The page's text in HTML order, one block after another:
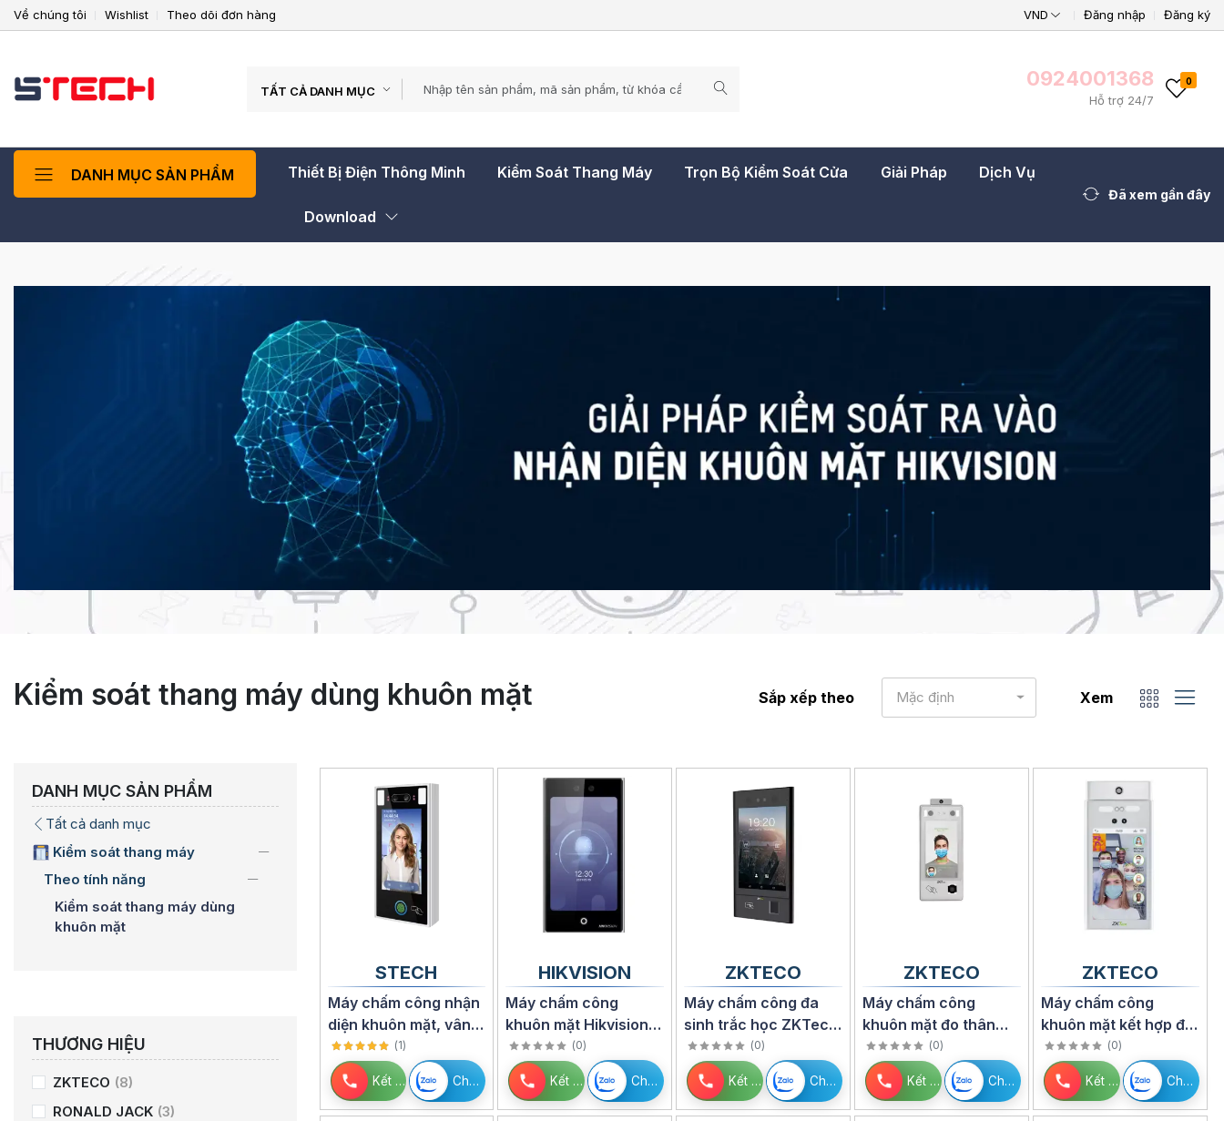
Về chúng tôi Wishlist Theo dõi đơn hàng VND Đăng nhập Đăng ký
TẤT CẢ DANH MỤC
0924001368
Hỗ trợ 24/7
0
DANH MỤC SẢN PHẨM Thiết Bị Điện Thông Minh Kiểm Soát Thang Máy Trọn Bộ Kiểm Soát Cửa Giải Pháp Dịch Vụ
Download
Đã xem gần đây
Kiểm soát thang máy dùng khuôn mặt Sắp xếp theo Mặc định Xem
DANH MỤC SẢN PHẨM
Tất cả danh mục
Kiểm soát thang máy
Theo tính năng
Kiểm soát thang máy dùng
khuôn mặt
THƯƠNG HIỆU
ZKTECO (8)
RONALD JACK (3)
STECH
Máy chấm công nhận
diện khuôn mặt, vân
tay, thẻ MF V501F app
Tuya
(1)
Kết nối Chat Zalo
HIKVISION
Máy chấm công
khuôn mặt Hikvision
DS-K1T673DX
(0)
Kết nối Chat Zalo
ZKTECO
Máy chấm công đa
sinh trắc học ZKTeco
G5
(0)
Kết nối Chat Zalo
ZKTECO
Máy chấm công
khuôn mặt đo thân
nhiệt ZKTeco G4[TD]
(0)
Kết nối Chat Zalo
ZKTECO
Máy chấm công
khuôn mặt kết hợp đo
nhiệt độ ZKTeco
RevFace15[TI]
(0)
Kết nối Chat Zalo